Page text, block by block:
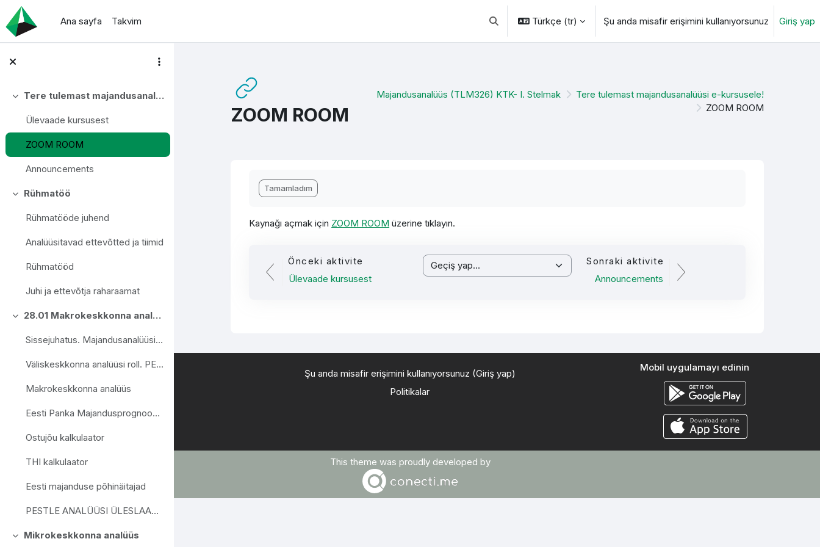
Ana içeriğe git
Ana sayfa
Takvim Arama girişini değiştir
Türkçe ‎(tr)‎ Şu anda misafir erişimini kullanıyorsunuz Giriş yap
Daralt Tere tulemast majandusanalüüsi e-kursusele!
Ülevaade kursusest
ZOOM ROOM
Announcements
Daralt
Rühmatöö
Rühmatööde juhend
Analüüsitavad ettevõtted ja tiimid
Rühmatööd
Juhi ja ettevõtja raharaamat
Daralt 28.01 Makrokeskkonna analüüs.
Sissejuhatus. Majandusanalüüsi olemus ja roll
Väliskeskkonna analüüsi roll. PESTLE analüüs
Makrokeskkonna analüüs
Eesti Panka Majandusprognoos Video
Ostujõu kalkulaator
THI kalkulaator
Eesti majanduse põhinäitajad
PESTLE ANALÜÜSI ÜLESLAADIMINE
Daralt
Mikrokeskkonna analüüs
ZOOM ROOM
Majandusanalüüs (TLM326) KTK- I. Stelmak
Tere tulemast majandusanalüüsi e-kursusele!
ZOOM ROOM
Tamamladım
Kaynağı açmak için ZOOM ROOM üzerine tıklayın.
Önceki aktivite
Ülevaade kursusest
Geçiş yap...
Sonraki aktivite
Announcements
Şu anda misafir erişimini kullanıyorsunuz (Giriş yap)
Politikalar
Mobil uygulamayı edinin
This theme was proudly developed by